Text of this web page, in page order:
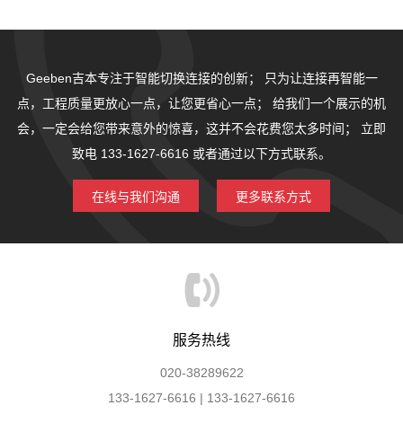
Geeben吉本专注于智能切换连接的创新；
只为让连接再智能一
点，工程质量更放心一点，让您更省心一点；
给我们一个展示的机
会，一定会给您带来意外的惊喜，这并不会花费您太多时间；
立即
致电 133-1627-6616 或者通过以下方式联系。
在线与我们沟通 更多联系方式
服务热线
020-38289622
133-1627-6616 | 133-1627-6616